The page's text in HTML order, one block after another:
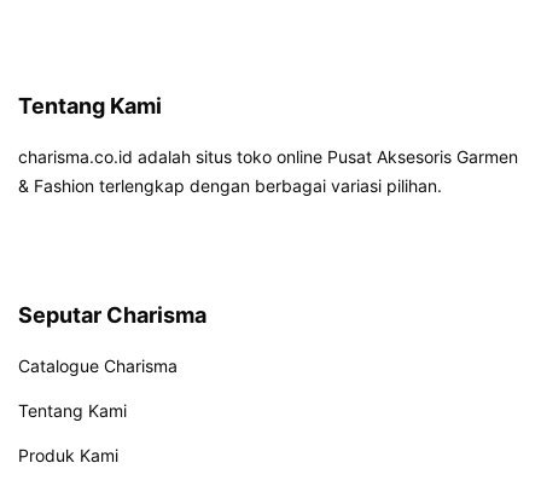
Tentang Kami
charisma.co.id adalah situs toko online Pusat Aksesoris Garmen
& Fashion terlengkap dengan berbagai variasi pilihan.
Seputar Charisma
Catalogue Charisma
Tentang Kami
Produk Kami